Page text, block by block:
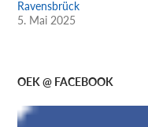
Ravensbrück
5. Mai 2025
OEK @ FACEBOOK